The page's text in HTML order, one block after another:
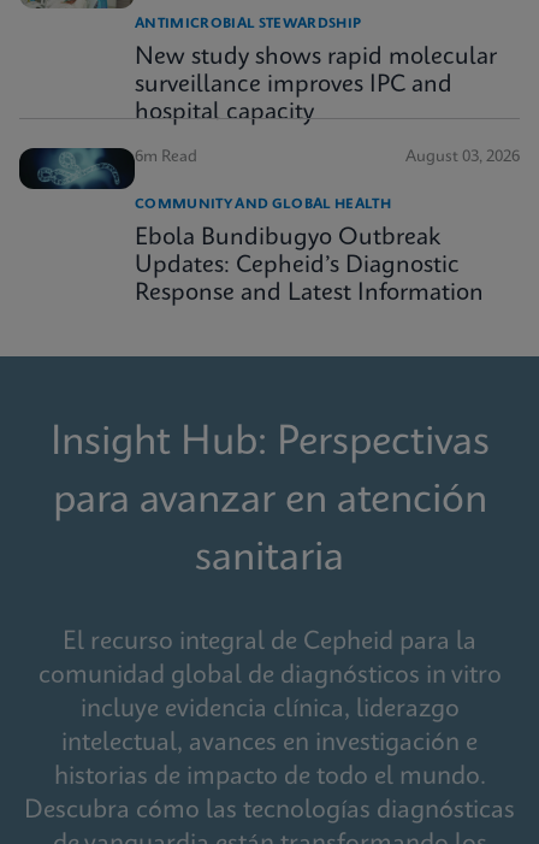
ANTIMICROBIAL STEWARDSHIP
New study shows rapid molecular
surveillance improves IPC and
hospital capacity
6m Read August 03, 2026
COMMUNITY AND GLOBAL HEALTH
Ebola Bundibugyo Outbreak
Updates: Cepheid’s Diagnostic
Response and Latest Information
Insight Hub: Perspectivas
para avanzar en atención
sanitaria
El recurso integral de Cepheid para la
comunidad global de diagnósticos in vitro
incluye evidencia clínica, liderazgo
intelectual, avances en investigación e
historias de impacto de todo el mundo.
Descubra cómo las tecnologías diagnósticas